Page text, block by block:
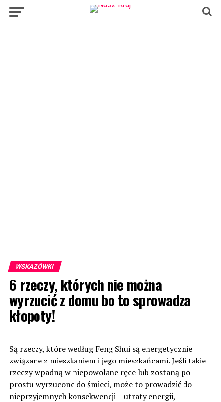
WSKAZÓWKI
6 rzeczy, których nie można
wyrzucić z domu bo to sprowadza
kłopoty!
Są rzeczy, które według Feng Shui są energetycznie
związane z mieszkaniem i jego mieszkańcami. Jeśli takie
rzeczy wpadną w niepowołane ręce lub zostaną po
prostu wyrzucone do śmieci, może to prowadzić do
nieprzyjemnych konsekwencji – utraty energii,